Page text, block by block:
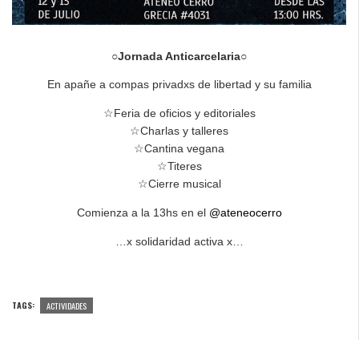
○Jornada Anticarcelaria○
En apañe a compas privadxs de libertad y su familia
☆Feria de oficios y editoriales
☆Charlas y talleres
☆Cantina vegana
☆Titeres
☆Cierre musical
Comienza a la 13hs en el @ateneocerro
…x solidaridad activa x…
TAGS: ACTIVIDADES